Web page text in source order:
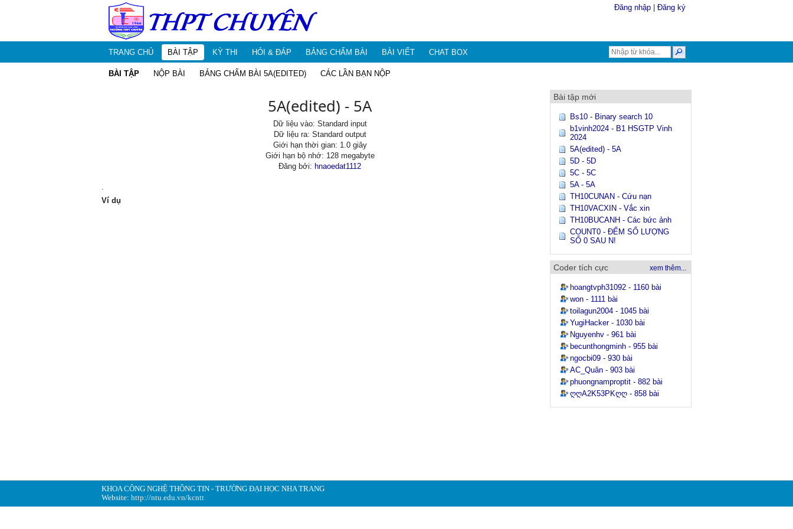
Đăng nhập Đăng ký
TRANG CHỦ BÀI TẬP KỲ THI HỎI & ĐÁP BẢNG CHẤM BÀI BÀI VIẾT CHAT BOX
BÀI TẬP NỘP BÀI BẢNG CHẤM BÀI 5A(EDITED) CÁC LẦN BẠN NỘP
5A(edited) - 5A
Dữ liệu vào: Standard input
Dữ liệu ra: Standard output
Giới hạn thời gian: 1.0 giây
Giới hạn bộ nhớ: 128 megabyte
Đăng bởi: hnaoedat1112
.
Ví dụ
Bài tập mới
Bs10 - Binary search 10
b1vinh2024 - B1 HSGTP Vinh
2024
5A(edited) - 5A
5D - 5D
5C - 5C
5A - 5A
TH10CUNAN - Cứu nạn
TH10VACXIN - Vắc xin
TH10BUCANH - Các bức ảnh
COUNT0 - ĐẾM SỐ LƯỢNG
SỐ 0 SAU N!
xem thêm...
Coder tích cực
hoangtvph31092 - 1160 bài
won - 1111 bài
toilagun2004 - 1045 bài
YugiHacker - 1030 bài
Nguyenhv - 961 bài
becunthongminh - 955 bài
ngocbi09 - 930 bài
AC_Quân - 903 bài
phuongnamproptit - 882 bài
ღღA2K53PKღღ - 858 bài
KHOA CÔNG NGHỆ THÔNG TIN - TRƯỜNG ĐẠI HỌC NHA TRANG
Website: http://ntu.edu.vn/kcntt